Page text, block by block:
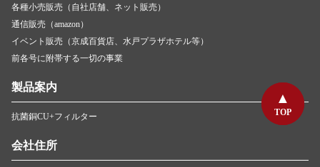
TOP
TOP
各種小売販売（自社店舗、ネット販売）
通信販売（amazon）
イベント販売（京成百貨店、水戸プラザホテル等）
前各号に附帯する一切の事業
製品案内
抗菌銅CU+フィルター
会社住所